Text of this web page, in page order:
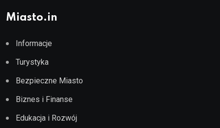
Miasto.in
Informacje
Turystyka
Bezpieczne Miasto
Biznes i Finanse
Edukacja i Rozwój